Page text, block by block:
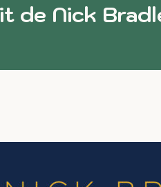
de Nick